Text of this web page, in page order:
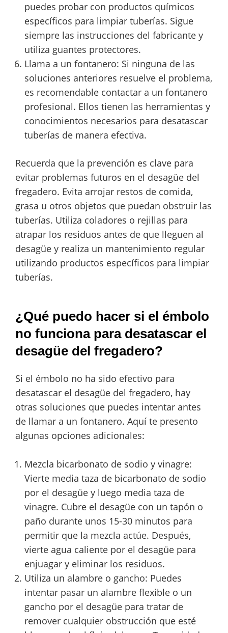
puedes probar con productos químicos
específicos para limpiar tuberías. Sigue
siempre las instrucciones del fabricante y
utiliza guantes protectores.
Llama a un fontanero: Si ninguna de las
soluciones anteriores resuelve el problema,
es recomendable contactar a un fontanero
profesional. Ellos tienen las herramientas y
conocimientos necesarios para desatascar
tuberías de manera efectiva.
Recuerda que la prevención es clave para
evitar problemas futuros en el desagüe del
fregadero. Evita arrojar restos de comida,
grasa u otros objetos que puedan obstruir las
tuberías. Utiliza coladores o rejillas para
atrapar los residuos antes de que lleguen al
desagüe y realiza un mantenimiento regular
utilizando productos específicos para limpiar
tuberías.
¿Qué puedo hacer si el émbolo
no funciona para desatascar el
desagüe del fregadero?
Si el émbolo no ha sido efectivo para
desatascar el desagüe del fregadero, hay
otras soluciones que puedes intentar antes
de llamar a un fontanero. Aquí te presento
algunas opciones adicionales:
Mezcla bicarbonato de sodio y vinagre:
Vierte media taza de bicarbonato de sodio
por el desagüe y luego media taza de
vinagre. Cubre el desagüe con un tapón o
paño durante unos 15-30 minutos para
permitir que la mezcla actúe. Después,
vierte agua caliente por el desagüe para
enjuagar y eliminar los residuos.
Utiliza un alambre o gancho: Puedes
intentar pasar un alambre flexible o un
gancho por el desagüe para tratar de
remover cualquier obstrucción que esté